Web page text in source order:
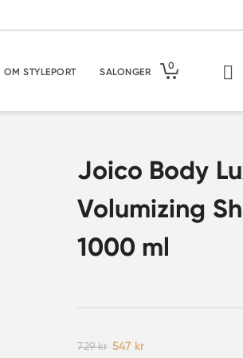
OM STYLEPORT SALONGER
0
Joico Body
Volumizing
1000 ml
729kr Det
547 krDet